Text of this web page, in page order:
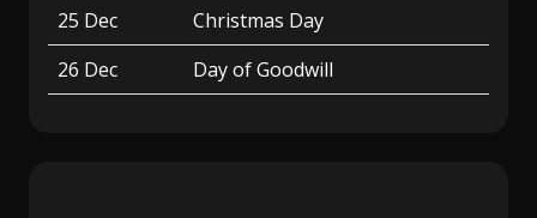
25 Dec
Christmas Day
26 Dec
Day of Goodwill